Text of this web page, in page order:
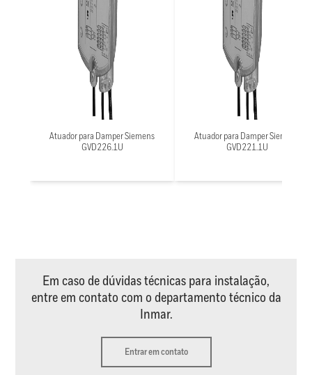
Atuador para Damper Siemens
GVD226.1U
Atuador para Damper Siemens
GVD221.1U
Em caso de dúvidas técnicas para instalação,
entre em contato com o departamento técnico da
Inmar.
Entrar em contato